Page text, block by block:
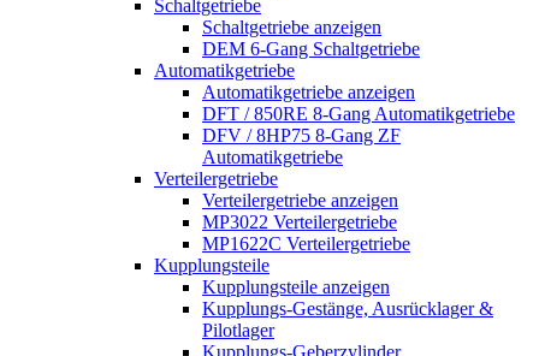
Schaltgetriebe
Schaltgetriebe anzeigen
DEM 6-Gang Schaltgetriebe
Automatikgetriebe
Automatikgetriebe anzeigen
DFT / 850RE 8-Gang Automatikgetriebe
DFV / 8HP75 8-Gang ZF
Automatikgetriebe
Verteilergetriebe
Verteilergetriebe anzeigen
MP3022 Verteilergetriebe
MP1622C Verteilergetriebe
Kupplungsteile
Kupplungsteile anzeigen
Kupplungs-Gestänge, Ausrücklager &
Pilotlager